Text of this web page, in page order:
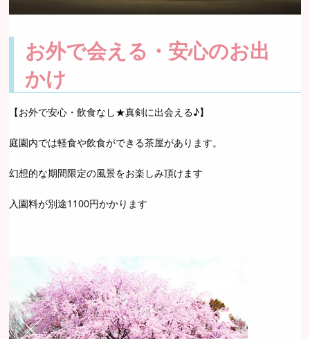
お外で会える・安心のお出
かけ
【お外で安心・飲食なし★真剣に出会える♪】
庭園内では軽食や飲食ができる茶屋があります。
幻想的な期間限定の風景をお楽しみ頂けます
入園料が別途1100円かかります